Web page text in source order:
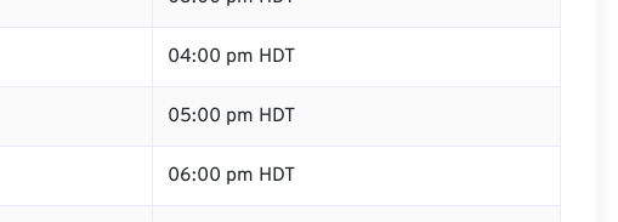
04:00 pm HDT
05:00 pm HDT
06:00 pm HDT